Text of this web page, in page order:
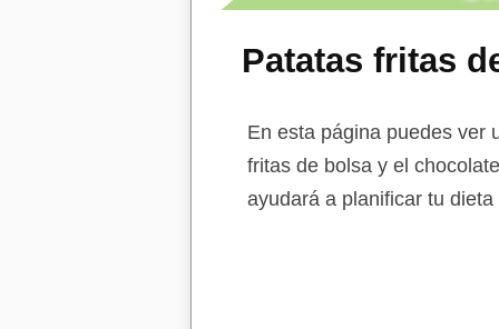
Patatas fritas
En esta página puedes ver
fritas de bolsa y el
ayudará a planificar tu